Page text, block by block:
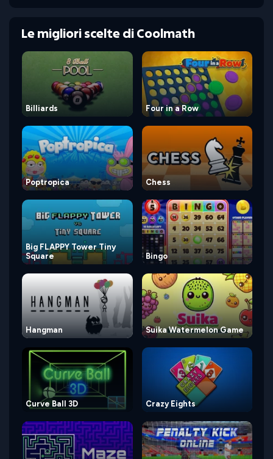
Le migliori scelte di Coolmath
Billiards Four in a Row
Poptropica Chess
Big FLAPPY Tower Tiny
Square
Bingo
Hangman Suika Watermelon Game
Curve Ball 3D Crazy Eights